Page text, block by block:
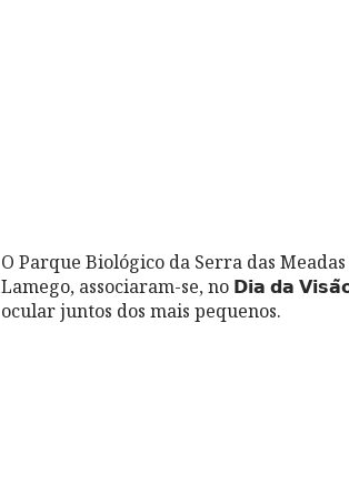
O Parque Biológico da Serra das
Lamego, associaram-se, no 𝗗𝗶𝗮 𝗱𝗮
ocular juntos dos mais pequenos.